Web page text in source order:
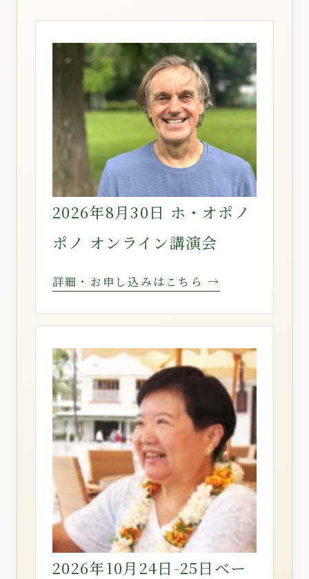
2026年8月30日 ホ・オポノ
ポノ オンライン講演会
詳細・お申し込みはこちら →
2026年10月24日-25日ベー